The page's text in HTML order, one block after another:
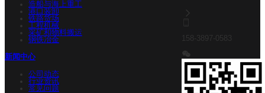
造船与海上重工
港口装卸
铁路货场
工程机械
采矿和物料搬运
钢铁冶金
新闻中心
公司动态
行业资讯
常见问题
158-3897-0583